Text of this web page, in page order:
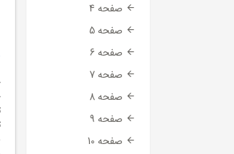
صفحه 4
صفحه 5
صفحه 6
صفحه 7
صفحه 8
صفحه 9
صفحه 10